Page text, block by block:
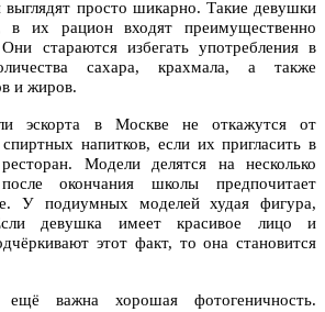
выглядят просто шикарно. Такие девушки
в их рацион входят преимущественно
стараются избегать употребления в
сахара, крахмала, а также
и жиров.
эскорта в Москве не откажутся от
напитков, если их пригласить в
Модели делятся на несколько
окончания школы предпочитает
У подиумных моделей худая фигура,
девушка имеет красивое лицо и
этот факт, то она становится
важна хорошая фотогеничность.